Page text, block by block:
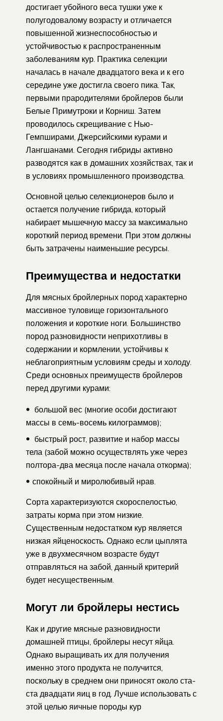
достигает убойного веса тушки уже к
полугодовалому возрасту и отличается
повышенной жизнеспособностью и
устойчивостью к распространенным
заболеваниям кур. Практика селекции
началась в начале двадцатого века и к его
середине уже достигла своего пика. Так,
первыми прародителями бройлеров были
Белые Примутроки и Корниш. Затем
проводилось скрещивание с Нью-
Гемпширами, Джерсийскими курами и
Лангшанами. Сегодня гибриды активно
разводятся как в домашних хозяйствах, так и
в условиях промышленного производства.
Основной целью селекционеров было и
остается получение гибрида, который
набирает мышечную массу за максимально
короткий период времени. При этом должны
быть затрачены наименьшие ресурсы.
Преимущества и недостатки
Для мясных бройлерных пород характерно
массивное туловище горизонтального
положения и короткие ноги. Большинство
пород разновидности неприхотливы в
содержании и кормлении, устойчивы к
неблагоприятным условиям среды и холоду.
Среди основных преимуществ бройлеров
перед другими курами:
большой вес (многие особи достигают
массы в семь-восемь килограммов);
быстрый рост, развитие и набор массы
тела (забой можно осуществлять уже через
полтора-два месяца после начала откорма);
спокойный и миролюбивый нрав.
Сорта характеризуются скороспелостью,
затраты корма при этом низкие.
Существенным недостатком кур является
низкая яйценоскость. Однако если цыплята
уже в двухмесячном возрасте будут
отправляться на забой, данный критерий
будет несущественным.
Могут ли бройлеры нестись
Как и другие мясные разновидности
домашней птицы, бройлеры несут яйца.
Однако выращивать их для получения
именно этого продукта не получится,
поскольку в среднем они приносят около ста-
ста двадцати яиц в год. Лучше использовать с
этой целью яичные породы кур